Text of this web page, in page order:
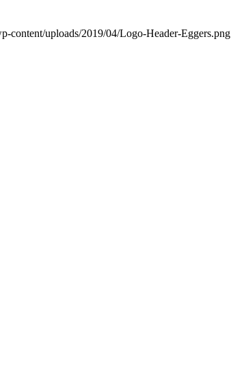
content/uploads/2019/04/Logo-Header-Eggers.png